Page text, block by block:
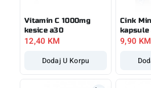
Vitamin C 1000mg
kesice a30
12,40 KM
Dodaj U Korpu
Cink
kapsule
9,90 KM